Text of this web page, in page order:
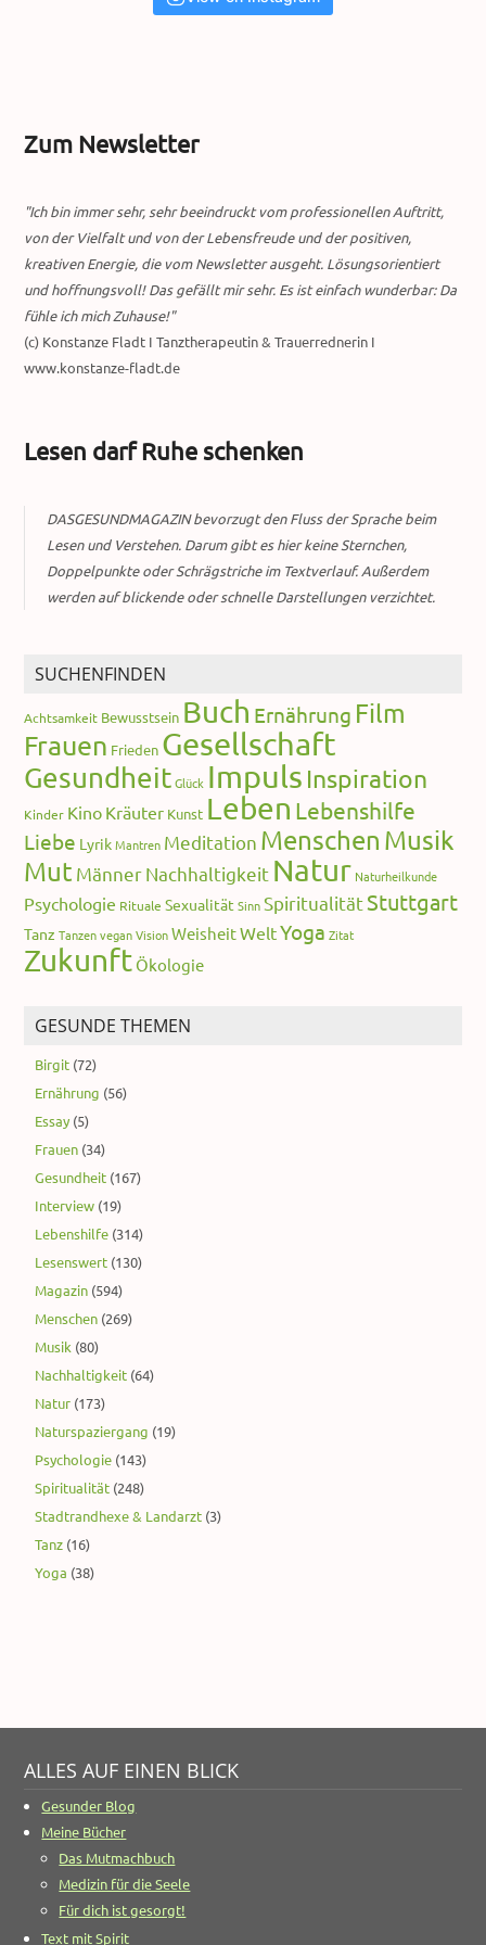
Zum Newsletter
"Ich bin immer sehr, sehr beeindruckt vom professionellen Auftritt,
von der Vielfalt und von der Lebensfreude und der positiven,
kreativen Energie, die vom Newsletter ausgeht. Lösungsorientiert
und hoffnungsvoll! Das gefällt mir sehr. Es ist einfach wunderbar: Da
fühle ich mich Zuhause!"
(c) Konstanze Fladt I Tanztherapeutin & Trauerrednerin I
www.konstanze-fladt.de
Lesen darf Ruhe schenken
DASGESUNDMAGAZIN bevorzugt den Fluss der Sprache beim
Lesen und Verstehen. Darum gibt es hier keine Sternchen,
Doppelpunkte oder Schrägstriche im Textverlauf. Außerdem
werden auf blickende oder schnelle Darstellungen verzichtet.
SUCHENFINDEN
Achtsamkeit Bewusstsein Buch Ernährung Film
Frauen Frieden Gesellschaft
Gesundheit Glück Impuls Inspiration
Kinder Kino Kräuter Kunst Leben Lebenshilfe
Liebe Lyrik Mantren Meditation Menschen Musik
Mut MännerNachhaltigkeit Natur Naturheilkunde
Psychologie Rituale Sexualität Sinn SpiritualitätStuttgart
Tanz Tanzen vegan Vision WeisheitWeltYoga Zitat
Zukunft Ökologie
GESUNDE THEMEN
Birgit (72)
Ernährung (56)
Essay (5)
Frauen (34)
Gesundheit (167)
Interview (19)
Lebenshilfe (314)
Lesenswert (130)
Magazin (594)
Menschen (269)
Musik (80)
Nachhaltigkeit (64)
Natur (173)
Naturspaziergang (19)
Psychologie (143)
Spiritualität (248)
Stadtrandhexe & Landarzt (3)
Tanz (16)
Yoga (38)
ALLES AUF EINEN BLICK
Gesunder Blog
Meine Bücher
Das Mutmachbuch
Medizin für die Seele
Für dich ist gesorgt!
Text mit Spirit